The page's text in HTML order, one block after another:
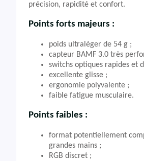
précision, rapidité et confort.
Points forts majeurs :
poids ultraléger de 54 g ;
capteur BAMF 3.0 très
switchs optiques rapides et
excellente glisse ;
ergonomie polyvalente ;
faible fatigue musculaire.
Points faibles :
format potentiellement
grandes mains ;
RGB discret ;